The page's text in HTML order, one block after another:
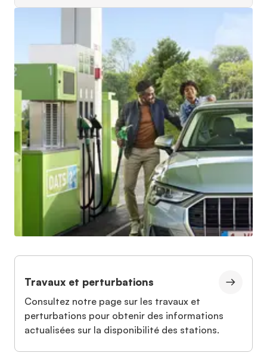
Travaux et perturbations
Consultez notre page sur les travaux et
perturbations pour obtenir des informations
actualisées sur la disponibilité des stations.